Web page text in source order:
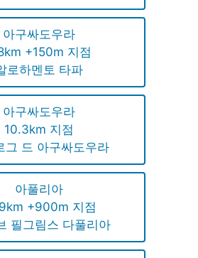
아구싸도우라
+150m 지점
로하멘토 타파
아구싸도우라
10.3km 지점
그 드 아구싸도우라
아풀리아
+900m 지점
필그림스 다풀리아